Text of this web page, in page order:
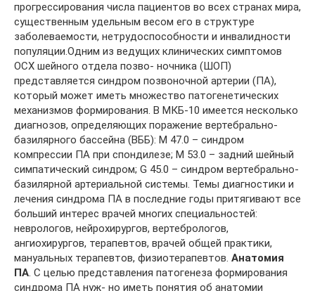
прогрессирования числа пациентов во всех странах мира,
существенным удельным весом его в структуре
заболеваемости, нетрудоспособности и инвалидности
популяции.Одним из ведущих клинических симптомов
ОСХ шейного отдела позво- ночника (ШОП)
представляется синдром позвоночной артерии (ПА),
который может иметь множество патогенетических
механизмов формирования. В МКБ-10 имеется несколько
диагнозов, определяющих поражение вертебрально-
базилярного бассейна (ВББ): М 47.0 – синдром
компрессии ПА при спондилезе; М 53.0 – задний шейный
симпатический синдром; G 45.0 – синдром вертебрально-
базилярной артериальной системы. Темы диагностики и
лечения синдрома ПА в последние годы притягивают все
больший интерес врачей многих специальностей:
неврологов, нейрохирургов, вертебрологов,
ангиохирургов, терапевтов, врачей общей практики,
мануальных терапевтов, физиотерапевтов. Анатомия
ПА. С целью представления патогенеза формирования
синдрома ПА нуж- но иметь понятия об анатомии